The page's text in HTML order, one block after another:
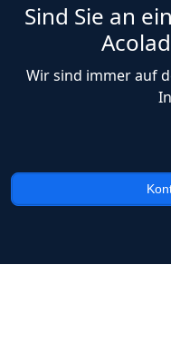
Sind Sie an
Wir sind immer auf